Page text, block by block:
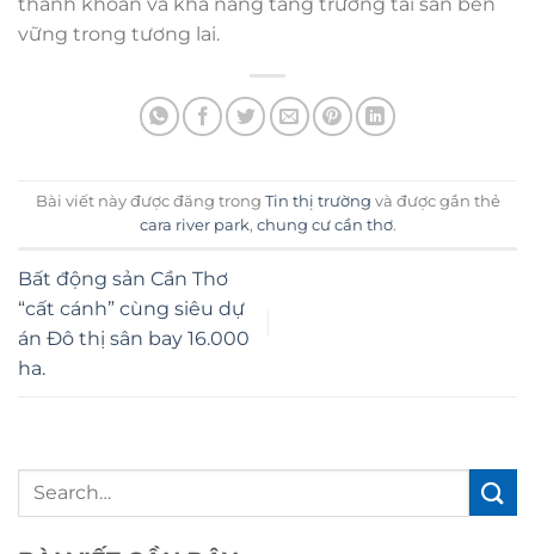
thanh khoản và khả năng tăng trưởng tài sản bền
vững trong tương lai.
Bài viết này được đăng trong Tin thị trường và được gắn thẻ
cara river park, chung cư cần thơ.
Bất động sản Cần Thơ
“cất cánh” cùng siêu dự
án Đô thị sân bay 16.000
ha.